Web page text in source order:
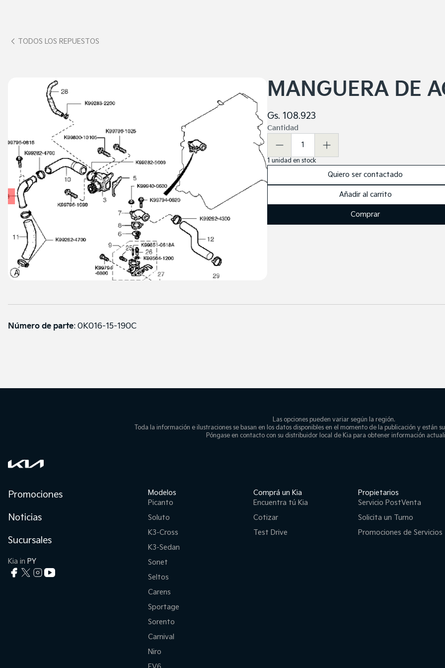
TODOS LOS REPUESTOS
MANGUERA DE
Gs. 108.923
Cantidad
1
1 unidad en stock
Quiero ser contactado
Añadir al carrito
Comprar
Número de parte: 0K016-15-190C
Las opciones pueden variar según la región.
Toda la información e ilustraciones se basan en los datos disponibles en el momento de la publicación y están
Póngase en contacto con su distribuidor local de Kia para obtener información
Promociones
Noticias
Sucursales
Kia in PY
Modelos
Picanto
Soluto
K3-Cross
K3-Sedan
Sonet
Seltos
Carens
Sportage
Sorento
Carnival
Niro
Comprá un Kia
Encuentra tú Kia
Cotizar
Test Drive
Propietarios
Servicio PostVenta
Solicita un Turno
Promociones de Servicios